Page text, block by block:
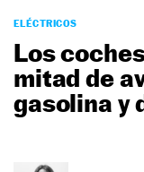
PODCAST
MOTOS
TECNOLOGÍA
MOTORTV
SERVICIOS
ELÉCTRICOS
Los
mitad de
gasolina y